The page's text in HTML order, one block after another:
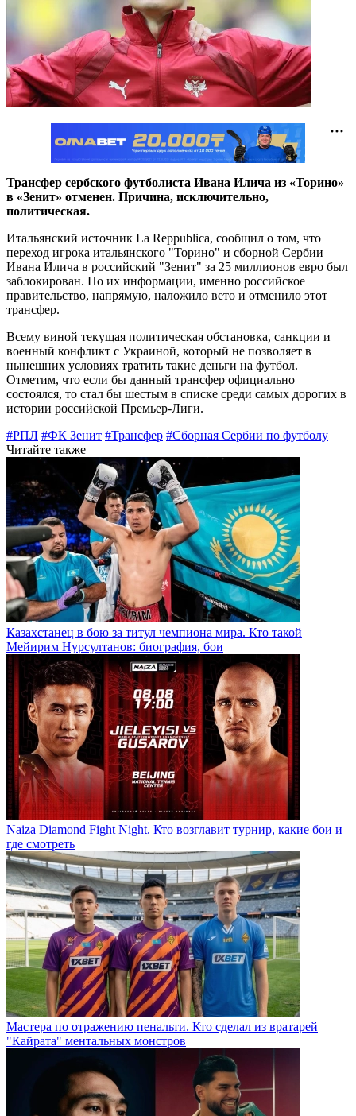
Трансфер сербского футболиста Ивана Илича из «Торино»
в «Зенит» отменен. Причина, исключительно,
политическая.
Итальянский источник La Reppublica, сообщил о том, что
переход игрока итальянского "Торино" и сборной Сербии
Ивана Илича в российский "Зенит" за 25 миллионов евро был
заблокирован. По их информации, именно российское
правительство, напрямую, наложило вето и отменило этот
трансфер.
Всему виной текущая политическая обстановка, санкции и
военный конфликт с Украиной, который не позволяет в
нынешних условиях тратить такие деньги на футбол.
Отметим, что если бы данный трансфер официально
состоялся, то стал бы шестым в списке среди самых дорогих в
истории российской Премьер-Лиги.
#РПЛ #ФК Зенит #Трансфер #Сборная Сербии по футболу
Читайте также
Казахстанец в бою за титул чемпиона мира. Кто такой
Мейирим Нурсултанов: биография, бои
Naiza Diamond Fight Night. Кто возглавит турнир, какие бои и
где смотреть
Мастера по отражению пенальти. Кто сделал из вратарей
"Кайрата" ментальных монстров